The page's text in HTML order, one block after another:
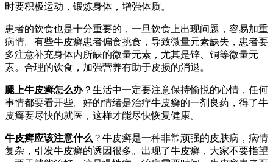
时要积极运动，锻炼身体，增强体质。
患者的饮食也是十分重要的，一旦饮食上出现问题，容易加重
病情。有些牛皮癣患者偏食挑食，导致微量元素缺失，患者要
多注意补充身体内所缺的微量元素，尤其是锌、铜等微量元
素。合理的饮食，加强营养有助于皮损的消退。
腿上牛皮癣怎么办？生活中一定要注意保持愉悦的心情，任何
事情都要看开些。好的情绪是治疗牛皮癣的一剂良药，得了牛
皮癣要尽快的就医，这样才能尽快恢复健康。
牛皮癣应该注意什么 ？牛皮癣是一种非常顽强的皮肤病，病情
复杂，引发牛皮癣的诱因很多。出现了牛皮癣，大家不要指望